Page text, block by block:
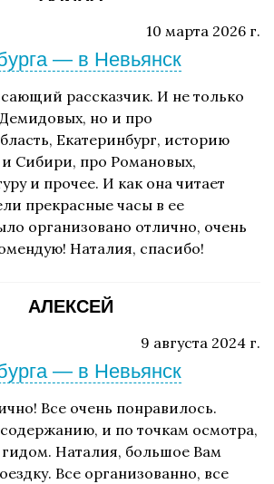
10 марта 2026 г.
— в Невьянск
рассказчик. И не только
но и про
Екатеринбург, историю
Сибири, про Романовых,
и прочее. И как она читает
прекрасные часы в ее
организовано отлично, очень
Наталия, спасибо!
АЛЕКСЕЙ
9 августа 2024 г.
— в Невьянск
Все очень понравилось.
и по точкам осмотра,
Наталия, большое Вам
Все организованно, все